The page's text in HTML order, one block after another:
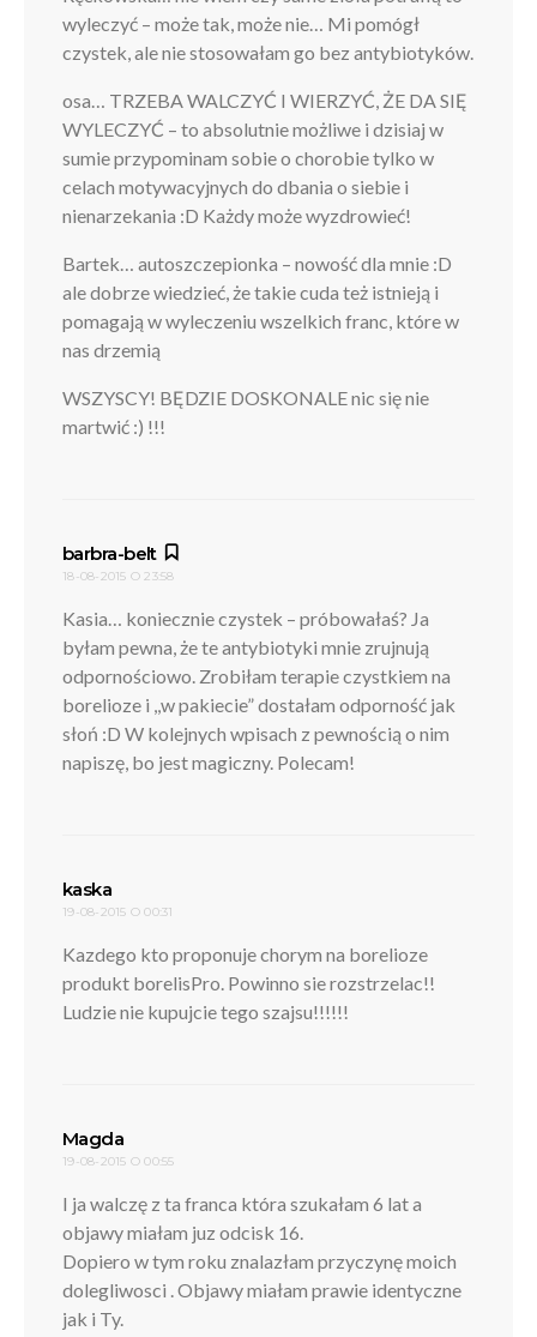
wyleczyć – może tak, może nie… Mi pomógł
czystek, ale nie stosowałam go bez antybiotyków.
osa… TRZEBA WALCZYĆ I WIERZYĆ, ŻE DA SIĘ
WYLECZYĆ – to absolutnie możliwe i dzisiaj w
sumie przypominam sobie o chorobie tylko w
celach motywacyjnych do dbania o siebie i
nienarzekania :D Każdy może wyzdrowieć!
Bartek… autoszczepionka – nowość dla mnie :D
ale dobrze wiedzieć, że takie cuda też istnieją i
pomagają w wyleczeniu wszelkich franc, które w
nas drzemią
WSZYSCY! BĘDZIE DOSKONALE nic się nie
martwić :) !!!
barbra-belt
18-08-2015 O 23:58
Kasia… koniecznie czystek – próbowałaś? Ja
byłam pewna, że te antybiotyki mnie zrujnują
odpornościowo. Zrobiłam terapie czystkiem na
borelioze i ,,w pakiecie” dostałam odporność jak
słoń :D W kolejnych wpisach z pewnością o nim
napiszę, bo jest magiczny. Polecam!
kaska
19-08-2015 O 00:31
Kazdego kto proponuje chorym na borelioze
produkt borelisPro. Powinno sie rozstrzelac!!
Ludzie nie kupujcie tego szajsu!!!!!!
Magda
19-08-2015 O 00:55
I ja walczę z ta franca która szukałam 6 lat a
objawy miałam juz odcisk 16.
Dopiero w tym roku znalazłam przyczynę moich
dolegliwosci . Objawy miałam prawie identyczne
jak i Ty.